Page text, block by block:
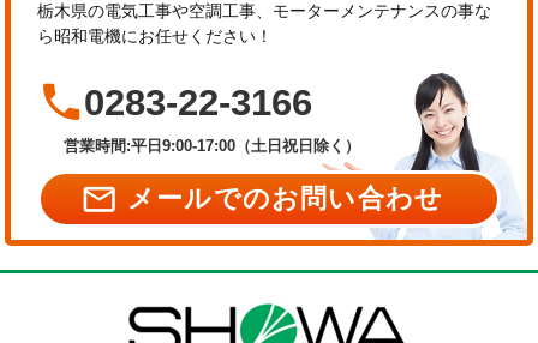
栃木県の電気工事や空調工事、モーターメンテナンスの事な
ら昭和電機にお任せください！
0283-22-3166
営業時間:平日9:00-17:00（土日祝日除く）
 メールでのお問い合わせ